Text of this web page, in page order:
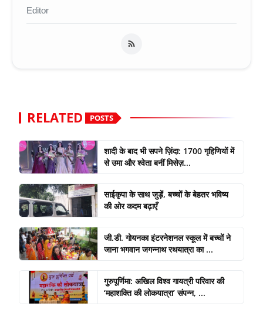
Editor
RELATED POSTS
शादी के बाद भी सपने ज़िंदा: 1700 गृहिणियों में
से उमा और श्वेता बनीं मिसेज़...
साईकृपा के साथ जुड़ें, बच्चों के बेहतर भविष्य
की ओर कदम बढ़ाएँ
जी.डी. गोयनका इंटरनेशनल स्कूल में बच्चों ने
जाना भगवान जगन्नाथ रथयात्रा का ...
गुरुपूर्णिमा: अखिल विश्व गायत्री परिवार की
‘महाशक्ति की लोकयात्रा’ संपन्न, ...